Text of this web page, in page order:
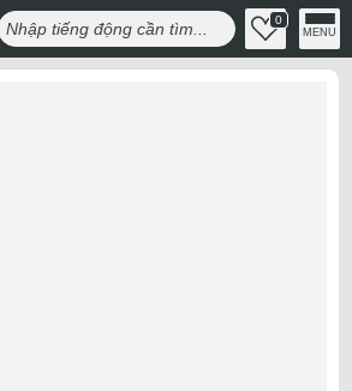
0
MENU